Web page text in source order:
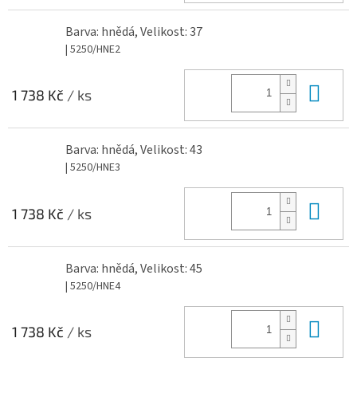
Barva: hnědá, Velikost: 37
| 5250/HNE2
1 738 Kč / ks
Barva: hnědá, Velikost: 43
| 5250/HNE3
1 738 Kč / ks
Barva: hnědá, Velikost: 45
| 5250/HNE4
1 738 Kč / ks